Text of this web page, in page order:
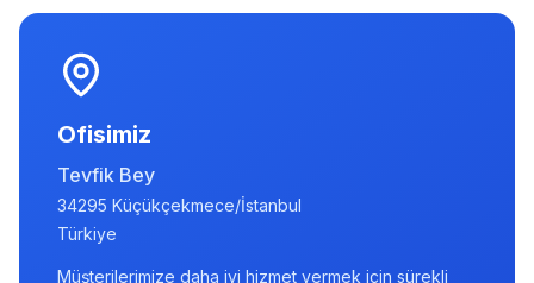
Ofisimiz
Tevfik Bey
34295 Küçükçekmece/İstanbul
Türkiye
Müşterilerimize daha iyi hizmet vermek için sürekli